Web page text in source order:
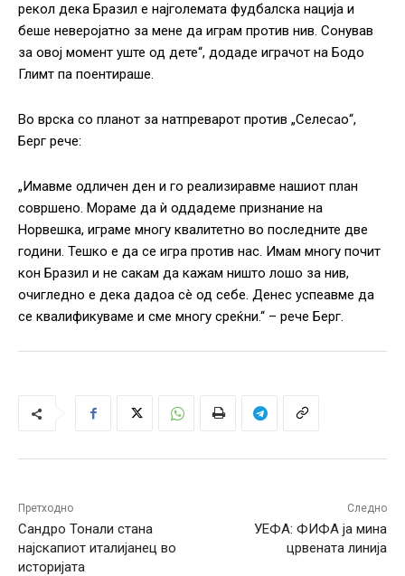
рекол дека Бразил е најголемата фудбалска нација и
беше неверојатно за мене да играм против нив. Сонував
за овој момент уште од дете“, додаде играчот на Бодо
Глимт па поентираше.
Во врска со планот за натпреварот против „Селесао“,
Берг рече:
„Имавме одличен ден и го реализиравме нашиот план
совршено. Мораме да ѝ оддадеме признание на
Норвешка, играме многу квалитетно во последните две
години. Тешко е да се игра против нас. Имам многу почит
кон Бразил и не сакам да кажам ништо лошо за нив,
очигледно е дека дадоа сè од себе. Денес успеавме да
се квалификуваме и сме многу среќни.“ – рече Берг.
Претходно
Сандро Тонали стана
најскапиот италијанец во
историјата
Следно
УЕФА: ФИФА ја мина
црвената линија